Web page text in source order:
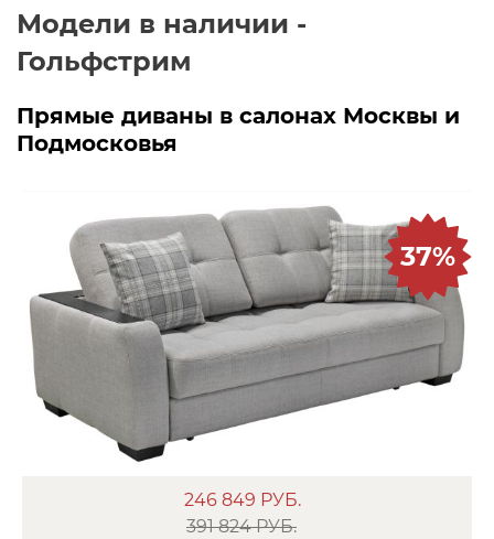
Модели в наличии -
Гольфстрим
Прямые диваны в салонах Москвы и
Подмосковья
246 849 РУБ.
391 824 РУБ.
37%